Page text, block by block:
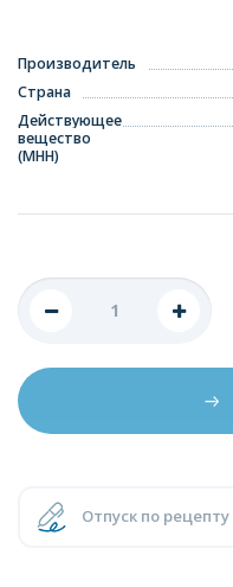
Производитель
Страна
Действующее
вещество
(МНН)
Отпуск по рецепту